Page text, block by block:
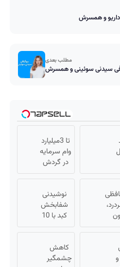
و همسرش
مطلب بعدی
سیدنی سوئینی و همسرش
تا 3میلیارد
وام سرمایه
در گردش
فروشندگان
فروشگاهت
رو ثبت کن
و
نوشیدنی
شفابخش
کبد با 10
گیاه
تا امشب)
کاهش
چشمگیر